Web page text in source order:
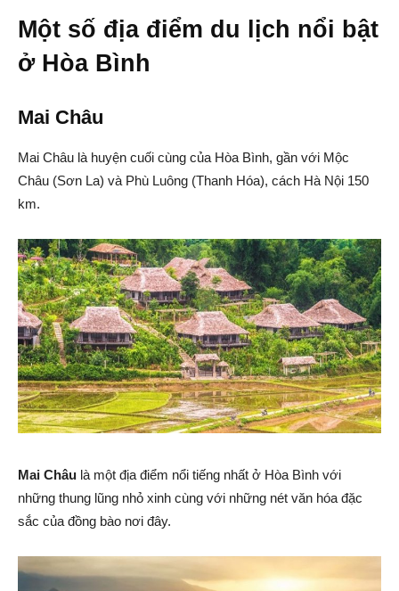
Một số địa điểm du lịch nổi bật
ở Hòa Bình
Mai Châu
Mai Châu là huyện cuối cùng của Hòa Bình, gần với Mộc
Châu (Sơn La) và Phù Luông (Thanh Hóa), cách Hà Nội 150
km.
Mai Châu là một địa điểm nổi tiếng nhất ở Hòa Bình với
những thung lũng nhỏ xinh cùng với những nét văn hóa đặc
sắc của đồng bào nơi đây.